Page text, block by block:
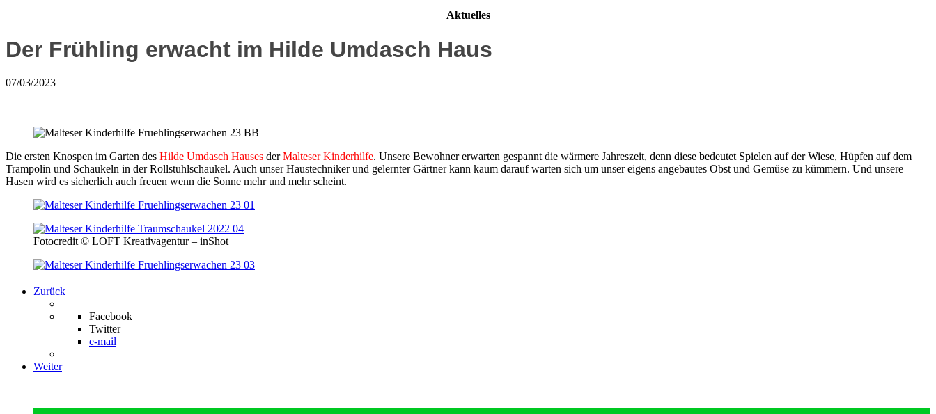
Aktuelles
Der Frühling erwacht im Hilde Umdasch Haus
07/03/2023
Die ersten Knospen im Garten des Hilde Umdasch Hauses derMalteser Kinderhilfe. Unsere Bewohner erwarten gespannt die wärmere Jahreszeit, denn diese bedeutet Spielen auf der Wiese, Hüpfen auf dem
Trampolin und Schaukeln in der Rollstuhlschaukel. Auch unser Haustechniker und gelernter Gärtner kann kaum darauf warten sich um unser eigens angebautes Obst und Gemüse zu kümmern. Und unsere
Hasen wird es sicherlich auch freuen wenn die Sonne mehr und mehr scheint.
Fotocredit © LOFT Kreativagentur – inShot
Zurück
Facebook
Twitter
e-mail
Weiter